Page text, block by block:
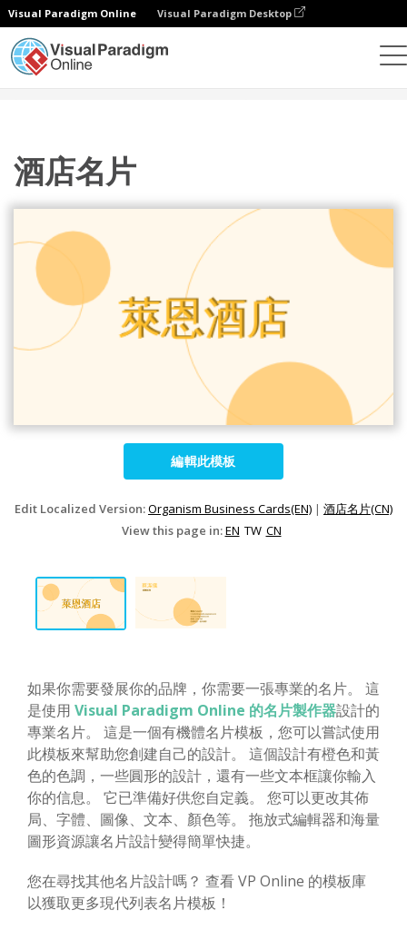
Visual Paradigm Online Visual Paradigm Desktop
酒店名片
編輯此模板
Edit Localized Version:Organism Business Cards(EN) | 酒店名片(CN)
View this page in:EN TW CN
如果你需要發展你的品牌，你需要一張專業的名片。 這
是使用 Visual Paradigm Online 的名片製作器設計的
專業名片。 這是一個有機體名片模板，您可以嘗試使用
此模板來幫助您創建自己的設計。 這個設計有橙色和黃
色的色調，一些圓形的設計，還有一些文本框讓你輸入
你的信息。 它已準備好供您自定義。 您可以更改其佈
局、字體、圖像、文本、顏色等。 拖放式編輯器和海量
圖形資源讓名片設計變得簡單快捷。
您在尋找其他名片設計嗎？ 查看 VP Online 的模板庫
以獲取更多現代列表名片模板！